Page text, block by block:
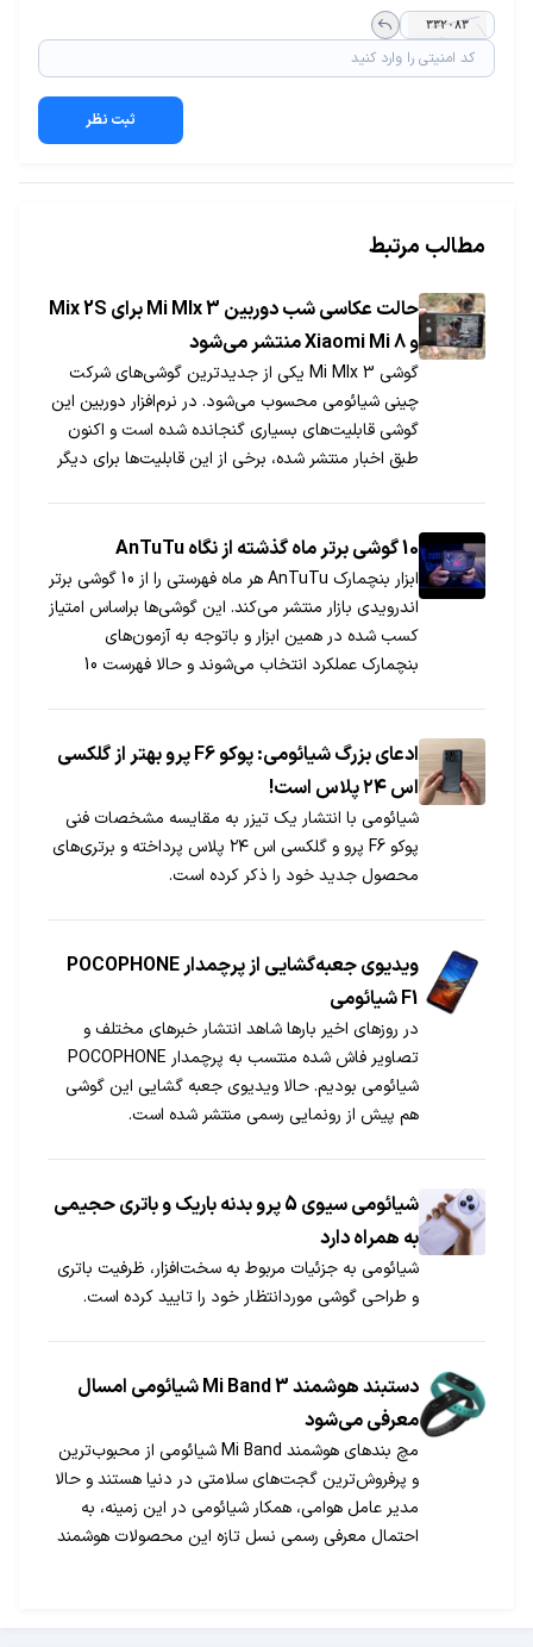
ثبت نظر
مطالب مرتبط
حالت عکاسی شب دوربین Mi MIx 3 برای Mix 2S
و Xiaomi Mi 8 منتشر می‌شود
گوشی Mi MIx 3 یکی از جدیدترین گوشی‌های شرکت
چینی شیائومی محسوب می‌شود. در نرم‌افزار دوربین این
گوشی قابلیت‌های بسیاری گنجانده شده است و اکنون
طبق اخبار منتشر شده، برخی از این قابلیت‌ها برای دیگر
10 گوشی برتر ماه گذشته از نگاه AnTuTu
ابزار بنچمارک AnTuTu هر ماه فهرستی را از 10 گوشی برتر
اندرویدی بازار منتشر می‌کند. این گوشی‌ها براساس امتیاز
کسب شده در همین ابزار و باتوجه به آزمون‌های
بنچمارک عملکرد انتخاب می‌شوند و حالا فهرست 10
ادعای بزرگ شیائومی: پوکو F6 پرو بهتر از گلکسی
اس ۲۴ پلاس است!
شیائومی با انتشار یک تیزر به مقایسه مشخصات فنی
پوکو F6 پرو و گلکسی اس ۲۴ پلاس پرداخته و برتری‌های
محصول جدید خود را ذکر کرده است.
ویدیوی جعبه‌گشایی از پرچمدار POCOPHONE
F1 شیائومی
در روزهای اخیر بارها شاهد انتشار خبرهای مختلف و
تصاویر فاش شده منتسب به پرچمدار POCOPHONE
شیائومی بودیم. حالا ویدیوی جعبه گشایی این گوشی
هم پیش از رونمایی رسمی منتشر شده است.
شیائومی سیوی 5 پرو بدنه باریک و باتری حجیمی
به همراه دارد
شیائومی به جزئیات مربوط به سخت‌افزار، ظرفیت باتری
و طراحی گوشی موردانتظار خود را تایید کرده است.
دستبند هوشمند Mi Band 3 شیائومی امسال
معرفی می‌شود
مچ بندهای هوشمند Mi Band شیائومی از محبوب‌‌ترین
و پرفروش‌ترین گجت‌‌های سلامتی در دنیا هستند و حالا
مدیر عامل هوامی، همکار شیائومی در این زمینه، به
احتمال معرفی رسمی نسل تازه این محصولات هوشمند